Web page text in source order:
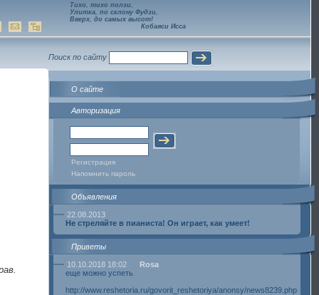
Тихо, тихо ползи,
Улитка, по склону Фудзи,
Вверх, до самых высот!
Кобаяси Исса
Поиск по сайту
О сайте
Авторизация
Регистрация
Напомнить пароль
Объявления
22.08.2013
Не стреляйте в пианиста! Он играет, как умеет!
Приветы
10.10.2018 18:02
Rosa
еще можно успеть
http://www.reshetoria.ru/govorit_reshetoriya/anonsy/news8239.php